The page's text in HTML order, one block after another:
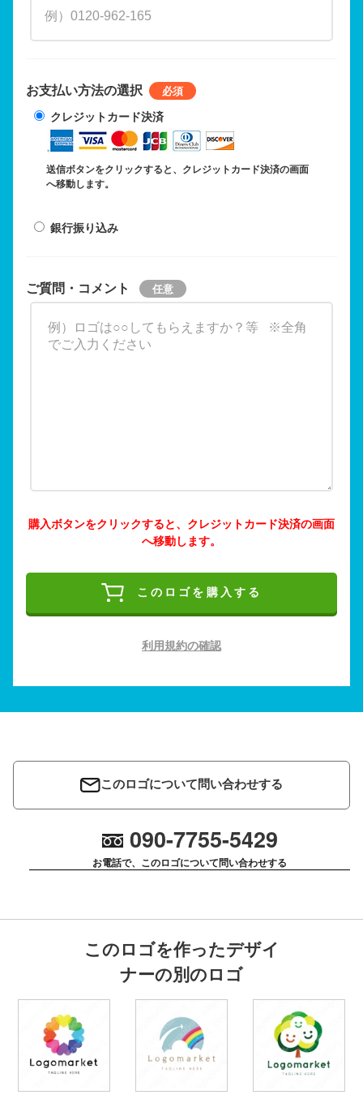
お支払い方法の選択
クレジットカード決済
送信ボタンをクリックすると、クレジットカード決済の画面
へ移動します。
銀行振り込み
ご質問・コメント
購入ボタンをクリックすると、クレジットカード決済の画面
へ移動します。
このロゴを購入する
利用規約の確認
このロゴについて問い合わせする
090-7755-5429
お電話で、このロゴについて問い合わせする
このロゴを作ったデザイ
ナーの別のロゴ